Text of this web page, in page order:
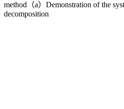
method（a）Demonstration of the
decomposition